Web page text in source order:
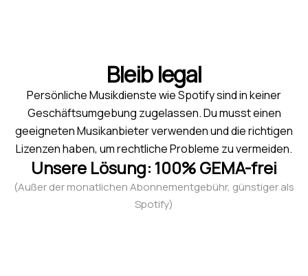
Bleib legal
Persönliche Musikdienste wie Spotify sind in keiner
Geschäftsumgebung zugelassen. Du musst einen
geeigneten Musikanbieter verwenden und die richtigen
Lizenzen haben, um rechtliche Probleme zu vermeiden.
Unsere Lösung: 100% GEMA-frei
(Außer der monatlichen Abonnementgebühr, günstiger als
Spotify)